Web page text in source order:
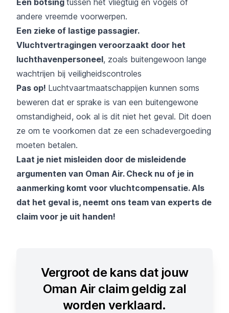
andere vreemde voorwerpen.
Een zieke of lastige passagier.
Vluchtvertragingen veroorzaakt door het
luchthavenpersoneel, zoals buitengewoon lange
wachtrijen bij veiligheidscontroles
Pas op! Luchtvaartmaatschappijen kunnen soms
beweren dat er sprake is van een buitengewone
omstandigheid, ook al is dit niet het geval. Dit doen
ze om te voorkomen dat ze een schadevergoeding
moeten betalen.
Laat je niet misleiden door de misleidende
argumenten van Oman Air. Check nu of je in
aanmerking komt voor vluchtcompensatie. Als
dat het geval is, neemt ons team van experts de
claim voor je uit handen!
Vergroot de kans dat jouw
Oman Air claim geldig zal
worden verklaard.